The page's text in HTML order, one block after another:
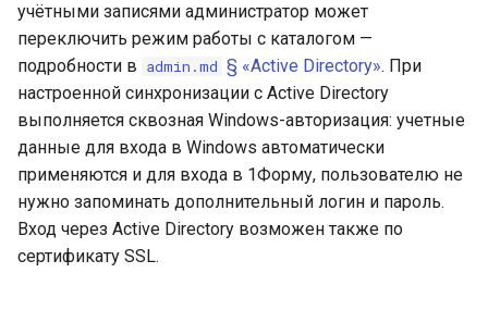
учётными записями администратор может
переключить режим работы с каталогом —
подробности в admin.md § «Active Directory». При
настроенной синхронизации с Active Directory
выполняется сквозная Windows-авторизация: учетные
данные для входа в Windows автоматически
применяются и для входа в 1Форму, пользователю не
нужно запоминать дополнительный логин и пароль.
Вход через Active Directory возможен также по
сертификату SSL.